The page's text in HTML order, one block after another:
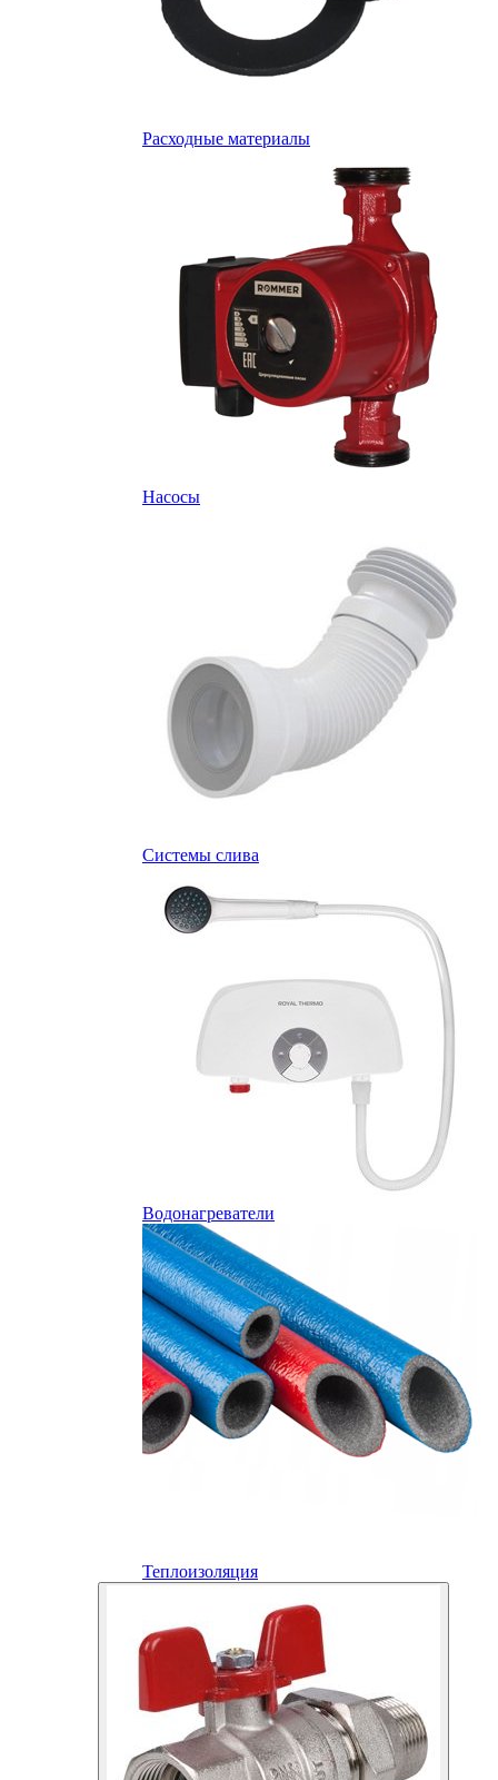
Расходные материалы
Насосы
Системы слива
Водонагреватели
Теплоизоляция